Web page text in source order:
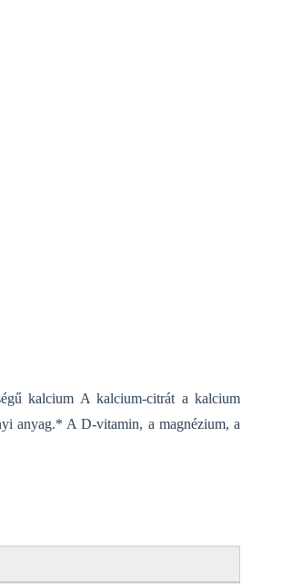
kalcium A kalcium-citrát a kalcium
anyag.* A D-vitamin, a magnézium, a